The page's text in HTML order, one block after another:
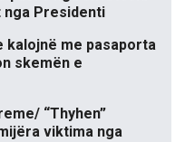
Presidenti
kalojnë me pasaporta
skemën e
“Thyhen”
viktima nga